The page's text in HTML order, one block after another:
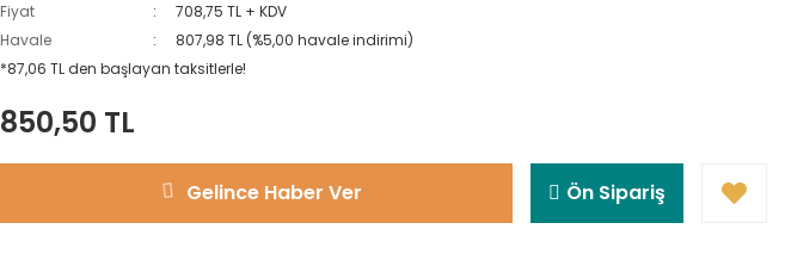
Fiyat
708,75 TL + KDV
Havale
807,98 TL (%5,00 havale indirimi)
*87,06 TL den başlayan taksitlerle!
850,50 TL
Gelince Haber Ver Ön Sipariş